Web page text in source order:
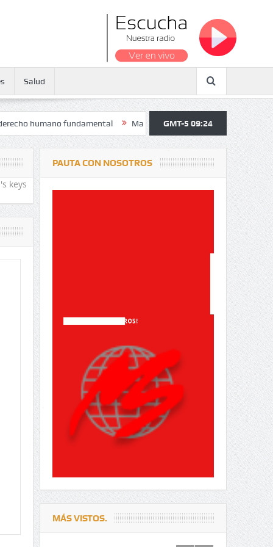
Salud
fundamental Maratón atendió a más de 38.000 jóvenes y
GMT-5 09:24
keys
PAUTA CON NOSOTROS
MÁS VISTOS.